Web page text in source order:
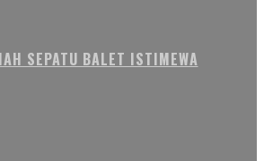
SEPATU BALET ISTIMEWA